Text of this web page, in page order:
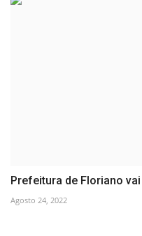
Prefeitura de Floriano
Agosto 24, 2022